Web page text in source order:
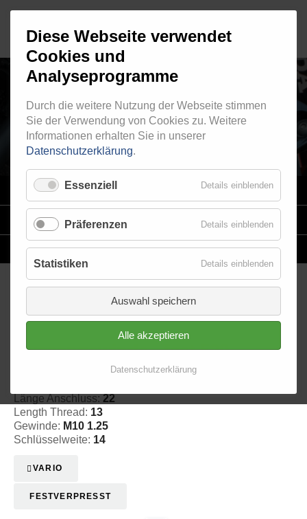
AUSSENGEWINDE - FEST 520
VARIO
STAHLFLEX-LEITUNGSKITS FÜR MOTORRÄDER
EINZELLEITUNGENNACH MASS
Aussengewinde - fest 520
Länge Anschluss: 22
Length Thread: 13
Gewinde: M10 1.25
Schlüsselweite: 14
VARIO
FESTVERPRESST
Diese Webseite verwendet
Cookies und
Analyseprogramme
Durch die weitere Nutzung der Webseite stimmen
Sie der Verwendung von Cookies zu. Weitere
Informationen erhalten Sie in unserer
Datenschutzerklärung.
Essenziell Details einblenden
Präferenzen Details einblenden
Statistiken Details einblenden
Auswahl speichern
Alle akzeptieren
Datenschutzerklärung